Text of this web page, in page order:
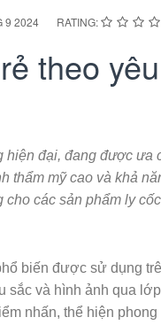
9 2024 RATING:
theo
đại, đang được ưa
thẩm mỹ cao và khả
các sản phẩm ly
biến được sử dụng
sắc và hình ảnh qua
nhấn, thể hiện